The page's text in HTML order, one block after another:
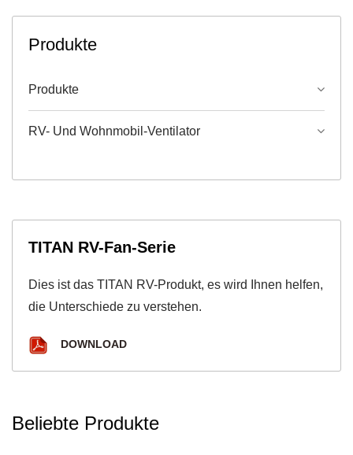
Produkte
Produkte
RV- Und Wohnmobil-Ventilator
TITAN RV-Fan-Serie
Dies ist das TITAN RV-Produkt, es wird Ihnen helfen,
die Unterschiede zu verstehen.
DOWNLOAD
Beliebte Produkte